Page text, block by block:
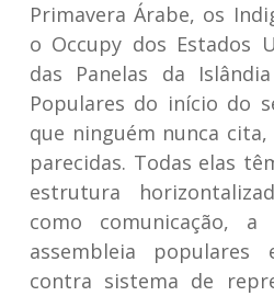
Primavera Árabe, os
o Occupy dos Estados
das Panelas da
Populares do início do
que ninguém nunca
parecidas. Todas elas
estrutura
como comunicação,
assembleia
contra sistema de